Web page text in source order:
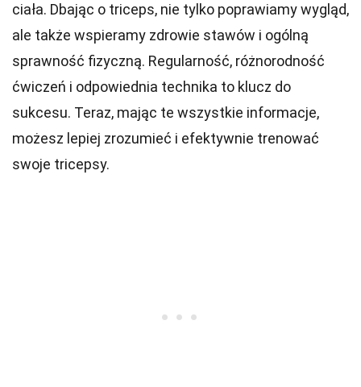
ciała. Dbając o triceps, nie tylko poprawiamy wygląd,
ale także wspieramy zdrowie stawów i ogólną
sprawność fizyczną. Regularność, różnorodność
ćwiczeń i odpowiednia technika to klucz do
sukcesu. Teraz, mając te wszystkie informacje,
możesz lepiej zrozumieć i efektywnie trenować
swoje tricepsy.